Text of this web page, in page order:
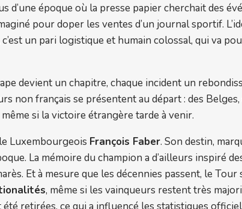
d’une époque où la presse papier cherchait des
pour doper les ventes d’un journal sportif.
un pari logistique et humain colossal, qui va
devient un chapitre, chaque incident un
non français se présentent au départ : des Belges,
si la victoire étrangère tarde à venir.
Luxembourgeois François Faber. Son destin,
La mémoire du champion a d’ailleurs inspiré
Et à mesure que les décennies passent, le Tour
, même si les vainqueurs restent très
retirées, ce qui a influencé les statistiques